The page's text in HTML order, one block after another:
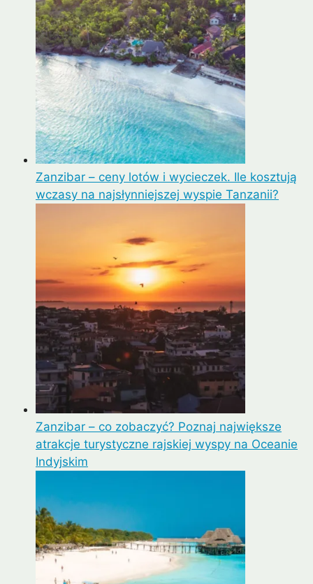
Zanzibar – ceny lotów i wycieczek. Ile kosztują
wczasy na najsłynniejszej wyspie Tanzanii?
Zanzibar – co zobaczyć? Poznaj największe
atrakcje turystyczne rajskiej wyspy na Oceanie
Indyjskim